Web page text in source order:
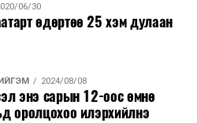
06/30
өдөртөө 25 хэм дулаан
2024/08/08
энэ сарын 12-оос өмнө
оролцохоо илэрхийлнэ